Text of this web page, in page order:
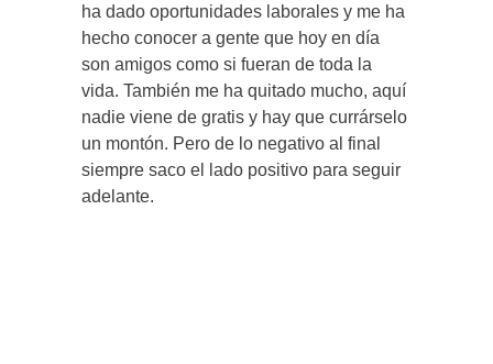
ha dado oportunidades laborales y me ha
hecho conocer a gente que hoy en día
son amigos como si fueran de toda la
vida. También me ha quitado mucho, aquí
nadie viene de gratis y hay que currárselo
un montón. Pero de lo negativo al final
siempre saco el lado positivo para seguir
adelante.